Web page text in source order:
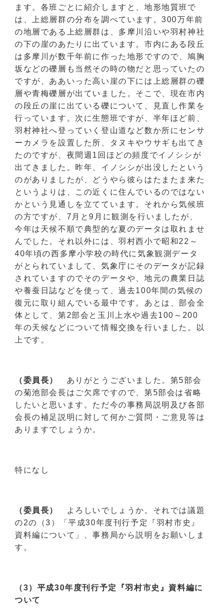
ます。各班ごとに紹介しますと、地形地質班で
は、上総層群の分布を調べています。300万年前
の地層である上総層群は、多摩川沿いや羽村神社
の下の崖のあたりに出ています。市内にある段丘
は多摩川が数千年前に作った地形ですので、鳩胸
坂などの礫層も当然その時の物だと思っていたの
ですが、ああいった高い崖の下には上総層群の礫
層や青梅礫層が出ていました。そこで、現在市内
の段丘の崖に出ている礫について、見直し作業を
行っています。次に生態班ですが、半年ほど前、
羽村神社へ登っていく登山道など数か所にセンサ
ーカメラを設置した所、タヌキやウサギも出てき
たのですが、夜間週1回ほどの頻度でイノシシが
出てきました。昨年、イノシシが出没したという
のがありましたが、どうやら彼らはたまたま来た
というよりは、この近くに住んでいるのではない
かという見通しを立てています。それから気候班
の方ですが、7月と9月に観測を行いましたが、
今年は天候不順で典型的な夏のデータは取れませ
んでした。それ以外には、羽村西小で昭和22～
40年頃の西多摩小学校の時代に気象観測データ
がとられていまして、気象庁にそのデータが記録
されていますのでそのデータや、地元の農業日誌
や養蚕日誌などを使って、過去100年間の気候の
復元に取り組んでいる最中です。あとは、部会全
体として、第2部会と玉川上水や過去100～200
年の天候などについて情報交換を行いました。以
上です。
（委員長） ありがとうございました。第5部会
の菊池部会長はご欠席ですので、第5部会は省略
したいと思います。ただ今の事務局説明及び各部
会長の補足説明に対して何かご質問・ご意見等は
ありますでしょうか。
特になし
（委員長）
よろしいでしょうか。それでは議題
の2の（3）「平成30年度刊行予定『羽村市史』
資料編について」、事務局から説明をお願いしま
す。
（3）平成30年度刊行予定『羽村市史』資料編に
ついて